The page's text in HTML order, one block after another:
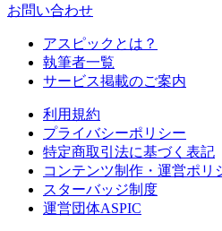
お問い合わせ
アスピックとは？
執筆者一覧
サービス掲載のご案内
利用規約
プライバシーポリシー
特定商取引法に基づく表記
コンテンツ制作・運営ポリ
スターバッジ制度
運営団体ASPIC